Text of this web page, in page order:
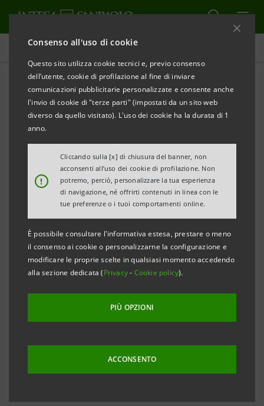
Consenso all'uso di cookie
Questo sito utilizza cookie tecnici e, previo consenso
dell’utente, cookie di profilazione al fine di inviare
comunicazioni pubblicitarie personalizzate e consente anche
l'invio di cookie di "terze parti" (impostati da un sito web
diverso da quello visitato). L'uso dei cookie ha la durata di 1
anno.
!
Cliccando sulla [x] di chiusura del banner, non
acconsenti all’uso dei cookie di profilazione. Non
potremo, perciò, personalizzare la tua esperienza
di navigazione, né offrirti contenuti in linea con le
tue preferenze o i tuoi comportamenti online.
È possibile consultare l'informativa estesa, prestare o meno
il consenso ai cookie o personalizzarne la configurazione e
modificare le proprie scelte in qualsiasi momento accedendo
alla sezione dedicata (Privacy- Cookie policy).
PIÙ OPZIONI
ACCONSENTO
Comunicati stampa
STAMPA
AGGIORNA
LA COMUNITÀ DI SAN PATRIGNANO, INTESA
SANPAOLO E BANCA PROSSIMA PROMUOVONO UN
PROGRAMMA DI MICROCREDITO PER
L’INSERIMENTO DEI RAGAZZI NEL MONDO DEL
LAVORO
• La Comunità di San Patrignano ha costituito ed
affidato a Banca Prossima un Fondo di Garanzia di
1 milione di Euro